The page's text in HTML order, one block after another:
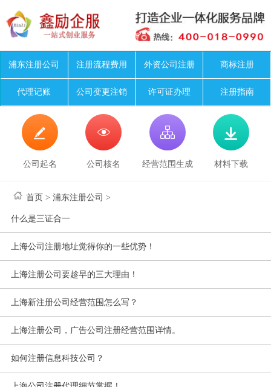
浦东注册公司 注册流程费用 外资公司注册 商标注册
代理记账 公司变更注销 许可证办理 注册指南

公司起名

公司核名

经营范围生成

材料下载
首页 >浦东注册公司 >
什么是三证合一
上海公司注册地址觉得你的一些优势！
上海注册公司要趁早的三大理由！
上海新注册公司经营范围怎么写？
上海注册公司，广告公司注册经营范围详情。
如何注册信息科技公司？